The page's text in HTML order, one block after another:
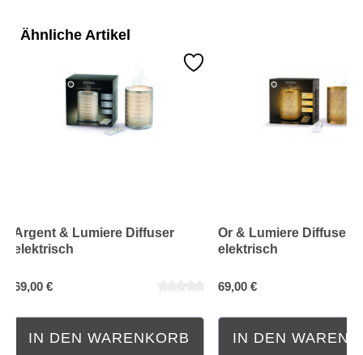
Ähnliche Artikel
Argent & Lumiere Diffuser
elektrisch
69,00 €
IN DEN WARENKORB
Or & Lumiere Diffuser
elektrisch
69,00 €
IN DEN